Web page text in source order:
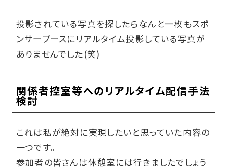
投影されている写真を探したらなんと一枚もスポ
ンサーブースにリアルタイム投影している写真が
ありませんでした(笑)
関係者控室等へのリアルタイム配信手法
検討
これは私が絶対に実現したいと思っていた内容の
一つです。
参加者の皆さんは休憩室には行きましたでしょう